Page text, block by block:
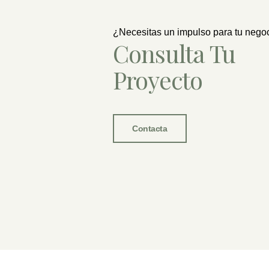
¿Necesitas un impulso para tu
Consulta Tu
Proyecto
Contacta